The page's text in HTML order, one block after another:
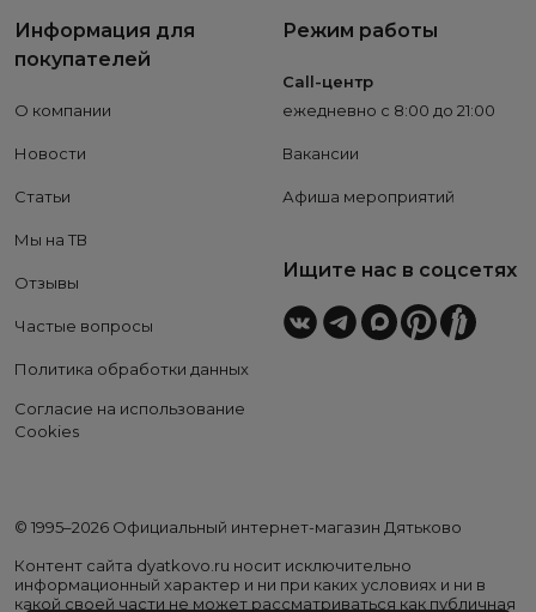
Информация для
покупателей
О компании
Новости
Статьи
Мы на ТВ
Отзывы
Частые вопросы
Политика обработки данных
Согласие на использование
Cookies
Режим работы
Call-центр
ежедневно с 8:00 до 21:00
Вакансии
Афиша мероприятий
Ищите нас в соцсетях
© 1995–2026 Официальный интернет-магазин Дятьково
Контент сайта dyatkovo.ru носит исключительно
информационный характер и ни при каких условиях и ни в
какой своей части не может рассматриваться как публичная